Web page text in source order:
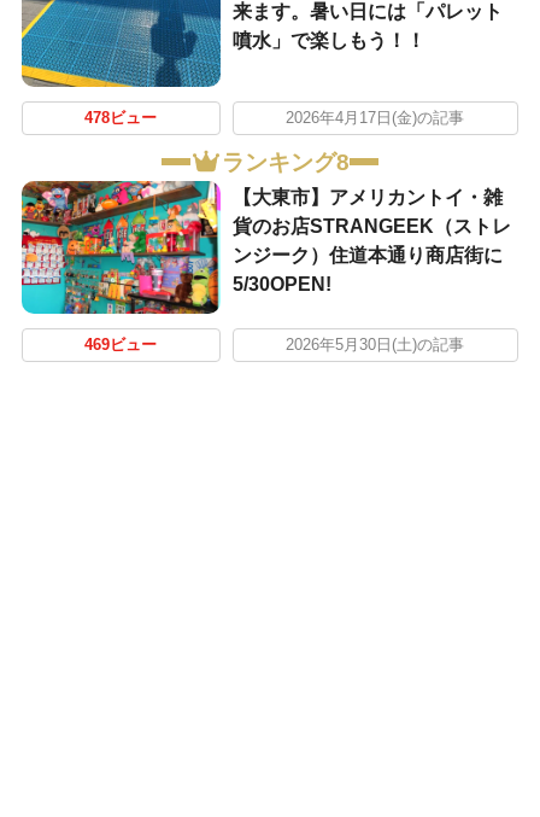
来ます。暑い日には「パレット
噴水」で楽しもう！！
478ビュー 2026年4月17日(金)の記事
ランキング8
【大東市】アメリカントイ・雑
貨のお店STRANGEEK（ストレ
ンジーク）住道本通り商店街に
5/30OPEN!
469ビュー 2026年5月30日(土)の記事